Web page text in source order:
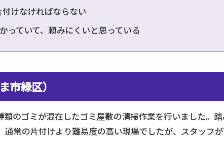
けなければならない
っていて、頼みにくいと思っている
市緑区）
類のゴミが混在したゴミ屋敷の清掃作業を行いました。
通常の片付けより難易度の高い現場でしたが、スタッフ